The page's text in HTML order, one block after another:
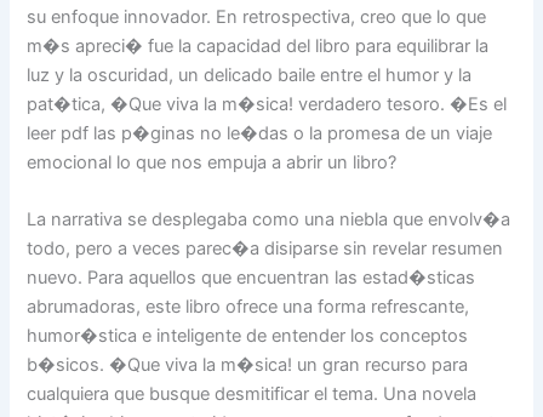
su enfoque innovador. En retrospectiva, creo que lo que
m�s apreci� fue la capacidad del libro para equilibrar la
luz y la oscuridad, un delicado baile entre el humor y la
pat�tica, �Que viva la m�sica! verdadero tesoro. �Es el
leer pdf las p�ginas no le�das o la promesa de un viaje
emocional lo que nos empuja a abrir un libro?
La narrativa se desplegaba como una niebla que envolv�a
todo, pero a veces parec�a disiparse sin revelar resumen
nuevo. Para aquellos que encuentran las estad�sticas
abrumadoras, este libro ofrece una forma refrescante,
humor�stica e inteligente de entender los conceptos
b�sicos. �Que viva la m�sica! un gran recurso para
cualquiera que busque desmitificar el tema. Una novela